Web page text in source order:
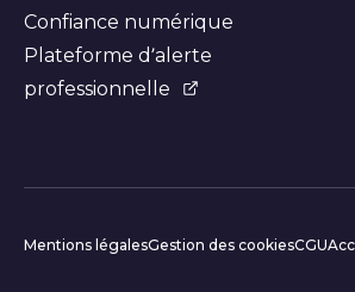
Confiance numérique
Plateforme d’alerte
professionnelle
Mentions légalesGestion des cookiesCGU